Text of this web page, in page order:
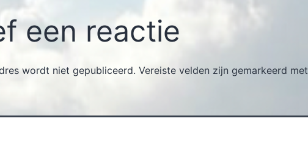
een reactie
wordt niet gepubliceerd. Vereiste velden zijn gemarkeerd met